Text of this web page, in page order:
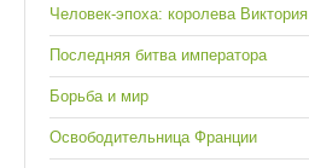
Человек-эпоха: королева Виктория
Последняя битва императора
Борьба и мир
Освободительница Франции